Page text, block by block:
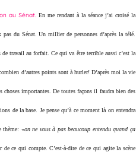
au Sénat. En me rendant à la séance j’ai croisé la
du Sénat. Un millier de personnes d’après la télé.
travail au forfait. Ce qui va être terrible aussi c’est la
d’autres points sont à hurler! D’après moi la vie
choses importantes. De toutes façons il faudra bien des
de la base. Je pense qu’à ce moment là on entendra
thème: «on ne vous à pas beaucoup entendu quand ça
ce qui compte. C’est-à-dire de ce qui agite la scène